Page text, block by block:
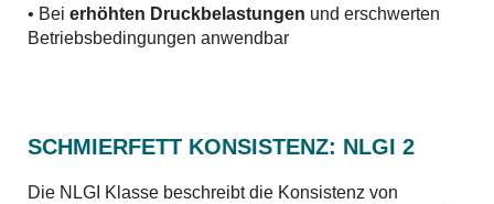
• Bei erhöhten Druckbelastungen und erschwerten
Betriebsbedingungen anwendbar
SCHMIERFETT KONSISTENZ: NLGI 2
Die NLGI Klasse beschreibt die Konsistenz von